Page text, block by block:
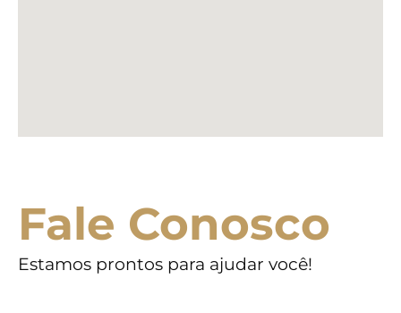
Fale Conosco
Estamos prontos para ajudar você!